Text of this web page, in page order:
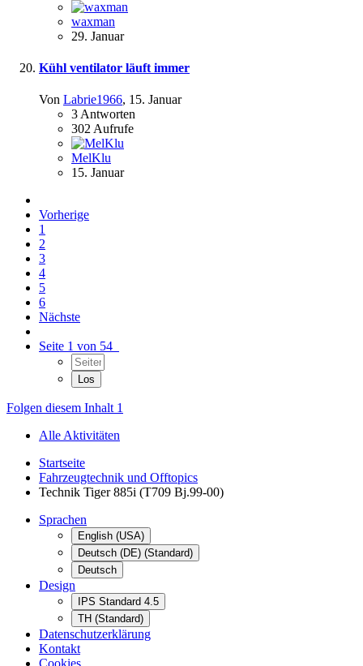
waxman
29. Januar
Kühl ventilator läuft immer
Von Labrie1966, 15. Januar
3 Antworten
302 Aufrufe
MelKlu
15. Januar
Vorherige
1
2
3
4
5
6
Nächste
Seite 1 von 54
Folgen diesem Inhalt 1
Alle Aktivitäten
Startseite
Fahrzeugtechnik und Offtopics
Technik Tiger 885i (T709 Bj.99-00)
Sprachen
English (USA)
Deutsch (DE) (Standard)
Deutsch
Design
IPS Standard 4.5
TH (Standard)
Datenschutzerklärung
Kontakt